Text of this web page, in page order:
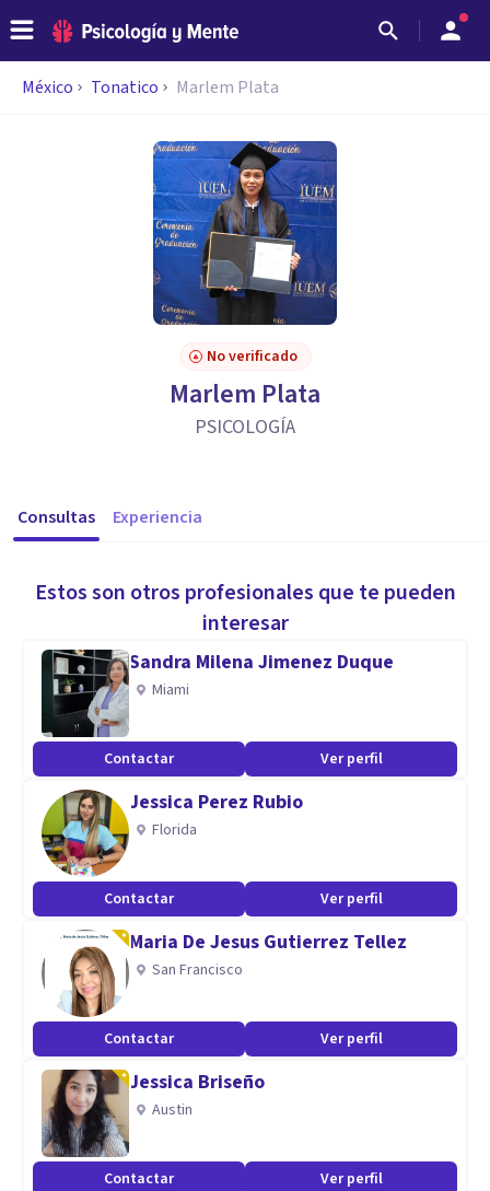
México Tonatico Marlem Plata
No verificado
Marlem Plata
PSICOLOGÍA
Consultas Experiencia
Estos son otros profesionales que te pueden
interesar
Sandra Milena Jimenez Duque
Miami
Contactar Ver perfil
Jessica Perez Rubio
Florida
Contactar Ver perfil
Maria De Jesus Gutierrez Tellez
San Francisco
Contactar Ver perfil
Jessica Briseño
Austin
Contactar Ver perfil